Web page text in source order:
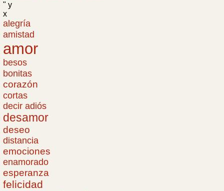
" y
x
alegría
amistad
amor
besos
bonitas
corazón
cortas
decir adiós
desamor
deseo
distancia
emociones
enamorado
esperanza
felicidad